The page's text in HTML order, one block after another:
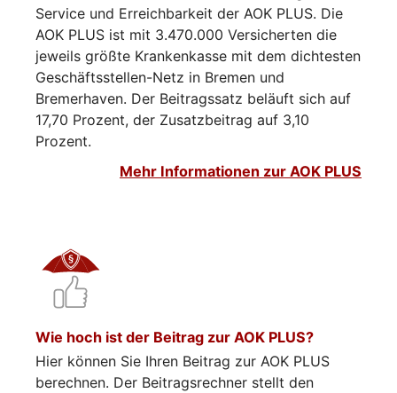
Service und Erreichbarkeit der AOK PLUS. Die
AOK PLUS ist mit 3.470.000 Versicherten die
jeweils größte Krankenkasse mit dem dichtesten
Geschäftsstellen-Netz in Bremen und
Bremerhaven. Der Beitragssatz beläuft sich auf
17,70 Prozent, der Zusatzbeitrag auf 3,10
Prozent.
Mehr Informationen zur AOK PLUS
Wie hoch ist der Beitrag zur AOK PLUS?
Hier können Sie Ihren Beitrag zur AOK PLUS
berechnen. Der Beitragsrechner stellt den